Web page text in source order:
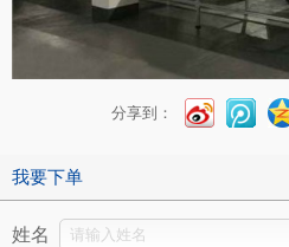
分享到：
我要下单
姓名